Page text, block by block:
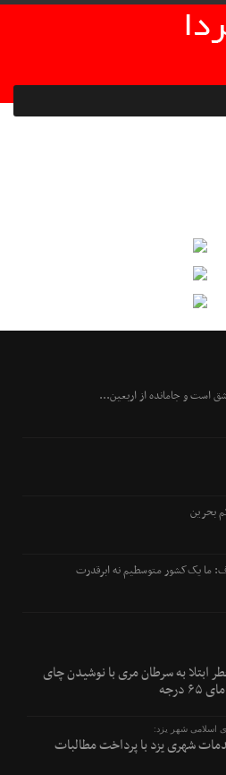
است و جامانده از اربعین...
بحرین
ما یک‌کشور متوسطیم نه ابرقدرت
ابتلا به سرطان مری با نوشیدن چای
درجه
اسلامی شهر یزد:
شهری یزد با پرداخت مطالبات